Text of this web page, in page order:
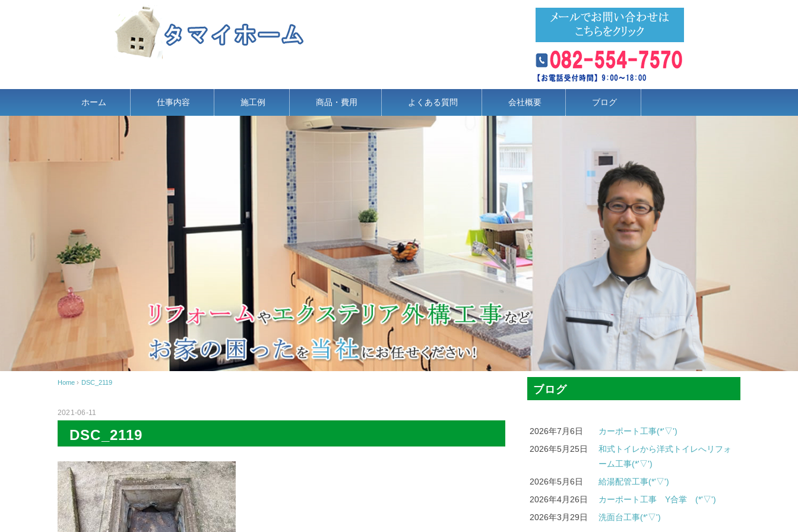
ホーム 仕事内容 施工例 商品・費用 よくある質問 会社概要 ブログ
Home › DSC_2119
2021-06-11
DSC_2119
ブログ
2026年7月6日
カーポート工事(*'▽')
2026年5月25日
和式トイレから洋式トイレへリフォ
ーム工事(*'▽')
2026年5月6日
給湯配管工事(*'▽')
2026年4月26日
カーポート工事 Y合掌 (*'▽')
2026年3月29日
洗面台工事(*'▽')